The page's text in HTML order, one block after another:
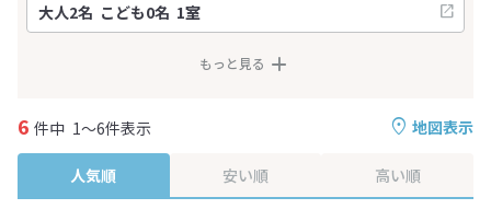
もっと見る
地図表示
6 件中 1～6件表示
人気順 安い順 高い順